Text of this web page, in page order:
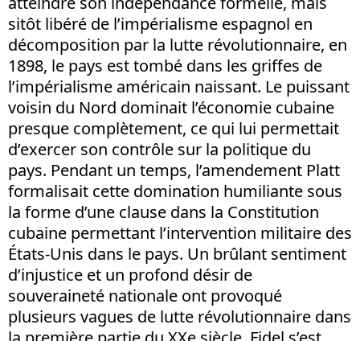
sitôt libéré de l’impérialisme espagnol en
décomposition par la lutte révolutionnaire, en
1898, le pays est tombé dans les griffes de
l’impérialisme américain naissant. Le puissant
voisin du Nord dominait l’économie cubaine
presque complètement, ce qui lui permettait
d’exercer son contrôle sur la politique du
pays. Pendant un temps, l’amendement Platt
formalisait cette domination humiliante sous
la forme d’une clause dans la Constitution
cubaine permettant l’intervention militaire des
États-Unis dans le pays. Un brûlant sentiment
d’injustice et un profond désir de
souveraineté nationale ont provoqué
plusieurs vagues de lutte révolutionnaire dans